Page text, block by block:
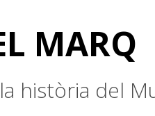
MARQ
història del